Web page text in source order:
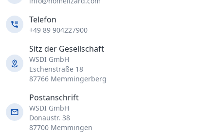
Telefon
+49 89 904227900
Sitz der Gesellschaft
WSDI GmbH
Eschenstraße 18
87766 Memmingerberg
Postanschrift
WSDI GmbH
Donaustr. 38
87700 Memmingen